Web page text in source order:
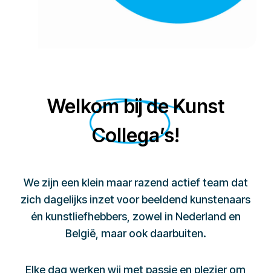
Welkom bij de Kunst
Collega’s!
We zijn een klein maar razend actief team dat
zich dagelijks inzet voor beeldend kunstenaars
én kunstliefhebbers, zowel in Nederland en
België, maar ook daarbuiten.
Elke dag werken wij met passie en plezier om